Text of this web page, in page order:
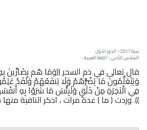
سنة: 2017 - الدور الاول
السادس الأدبي - اللغة العربية -
قال تعالى في ذم السحر ((وَمَا هُم بِضَارِّينَ بِهِ
وَيَتَعَلَّمُونَ مَا يَضُرُّهُمْ وَلَا يَنفَعُهُمْ وَلَقَدْ
فِي الْآخِرَةِ مِنْ خَلَقٍ وَلَبِئْسَ مَا شَرَوْا بِهِ
)). وردت ( ما ) عدة مرات ، اذكر النافية